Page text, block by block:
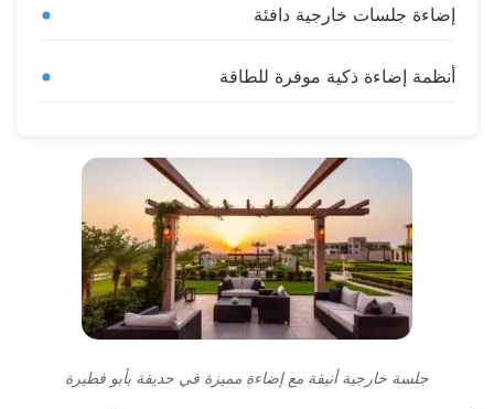
إضاءة جلسات خارجية دافئة
أنظمة إضاءة ذكية موفرة للطاقة
جلسة خارجية أنيقة مع إضاءة مميزة في حديقة بأبو فطيرة